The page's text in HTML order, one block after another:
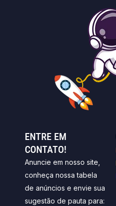
ENTRE EM
CONTATO!
Anuncie em nosso site,
conheça nossa tabela
de anúncios e envie sua
sugestão de pauta para: